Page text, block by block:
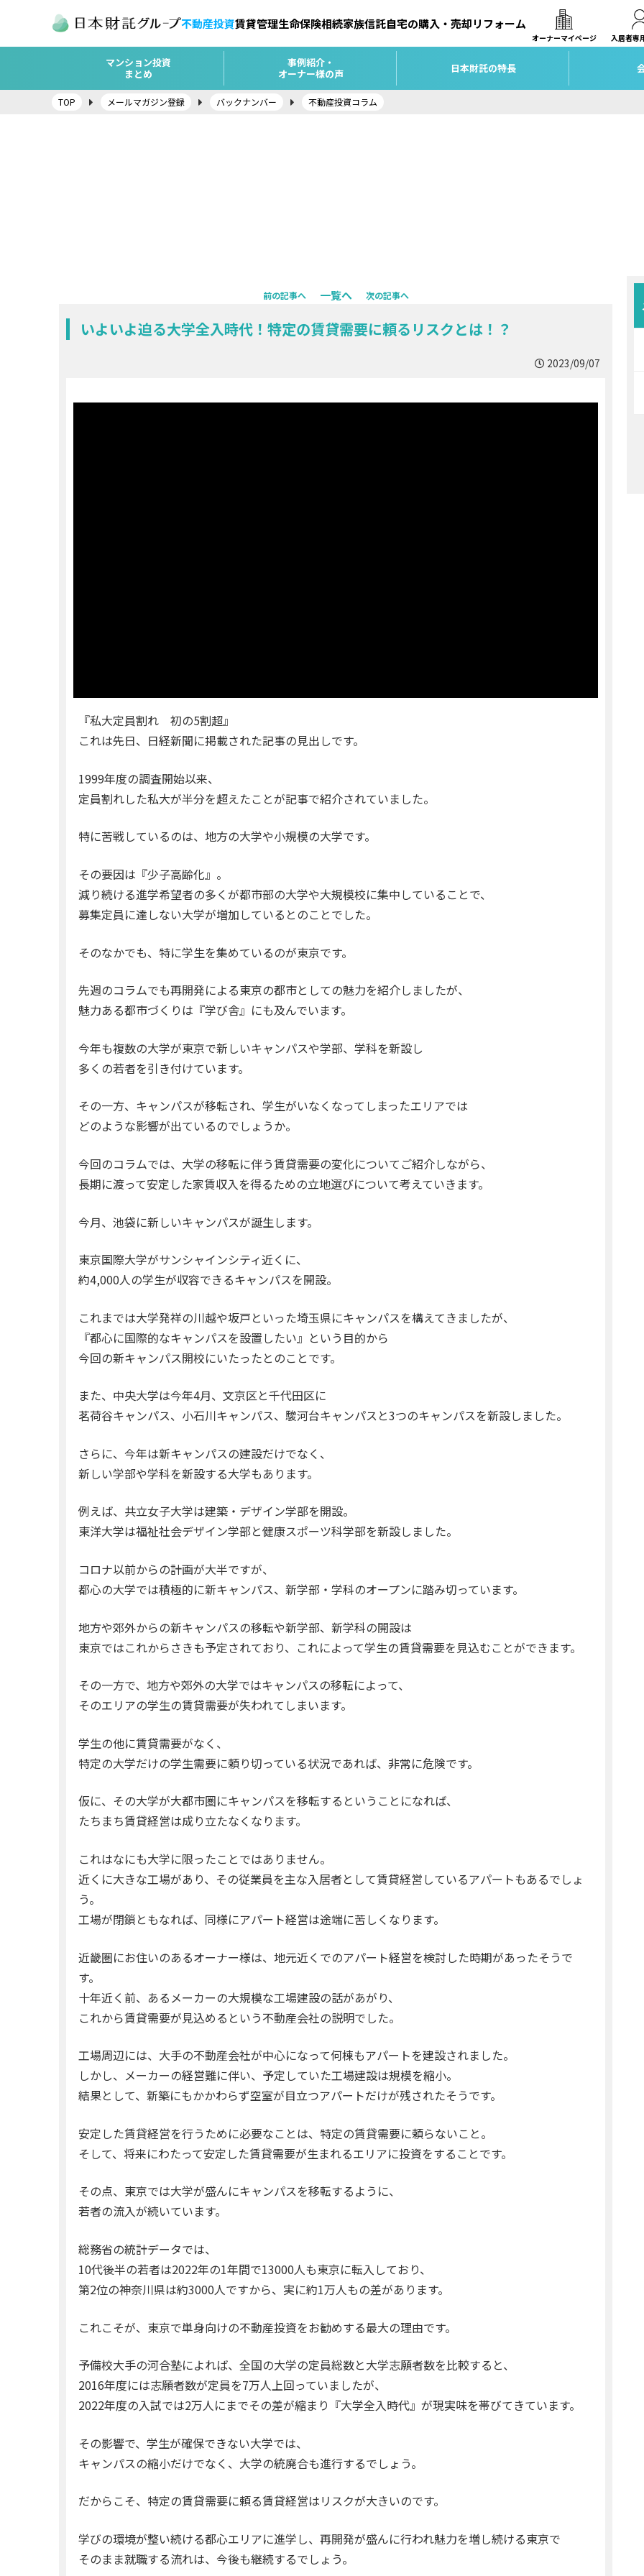
不動産投資賃貸管理生命保険相続家族信託自宅の購入・売却リフォーム
オーナーマイページ 入居者専
マンション投資
まとめ
事例紹介・
オーナー様の声
日本財託の特長
TOP メールマガジン登録 バックナンバー 不動産投資コラム
前の記事へ 一覧へ 次の記事へ
いよいよ迫る大学全入時代！特定の賃貸需要に頼るリスクとは！？
2023/09/07
『私大定員割れ 初の5割超』
これは先日、日経新聞に掲載された記事の見出しです。
1999年度の調査開始以来、
定員割れした私大が半分を超えたことが記事で紹介されていました。
特に苦戦しているのは、地方の大学や小規模の大学です。
その要因は『少子高齢化』。
減り続ける進学希望者の多くが都市部の大学や大規模校に集中していることで、
募集定員に達しない大学が増加しているとのことでした。
そのなかでも、特に学生を集めているのが東京です。
先週のコラムでも再開発による東京の都市としての魅力を紹介しましたが、
魅力ある都市づくりは『学び舎』にも及んでいます。
今年も複数の大学が東京で新しいキャンパスや学部、学科を新設し
多くの若者を引き付けています。
その一方、キャンパスが移転され、学生がいなくなってしまったエリアでは
どのような影響が出ているのでしょうか。
今回のコラムでは、大学の移転に伴う賃貸需要の変化についてご紹介しながら、
長期に渡って安定した家賃収入を得るための立地選びについて考えていきます。
今月、池袋に新しいキャンパスが誕生します。
東京国際大学がサンシャインシティ近くに、
約4,000人の学生が収容できるキャンパスを開設。
これまでは大学発祥の川越や坂戸といった埼玉県にキャンパスを構えてきましたが、
『都心に国際的なキャンパスを設置したい』という目的から
今回の新キャンパス開校にいたったとのことです。
また、中央大学は今年4月、文京区と千代田区に
茗荷谷キャンパス、小石川キャンパス、駿河台キャンパスと3つのキャンパスを新設しました。
さらに、今年は新キャンパスの建設だけでなく、
新しい学部や学科を新設する大学もあります。
例えば、共立女子大学は建築・デザイン学部を開設。
東洋大学は福祉社会デザイン学部と健康スポーツ科学部を新設しました。
コロナ以前からの計画が大半ですが、
都心の大学では積極的に新キャンパス、新学部・学科のオープンに踏み切っています。
地方や郊外からの新キャンパスの移転や新学部、新学科の開設は
東京ではこれからさきも予定されており、これによって学生の賃貸需要を見込むことができます。
その一方で、地方や郊外の大学ではキャンパスの移転によって、
そのエリアの学生の賃貸需要が失われてしまいます。
学生の他に賃貸需要がなく、
特定の大学だけの学生需要に頼り切っている状況であれば、非常に危険です。
仮に、その大学が大都市圏にキャンパスを移転するということになれば、
たちまち賃貸経営は成り立たなくなります。
これはなにも大学に限ったことではありません。
近くに大きな工場があり、その従業員を主な入居者として賃貸経営しているアパートもあるでしょ
う。
工場が閉鎖ともなれば、同様にアパート経営は途端に苦しくなります。
近畿圏にお住いのあるオーナー様は、地元近くでのアパート経営を検討した時期があったそうで
す。
十年近く前、あるメーカーの大規模な工場建設の話があがり、
これから賃貸需要が見込めるという不動産会社の説明でした。
工場周辺には、大手の不動産会社が中心になって何棟もアパートを建設されました。
しかし、メーカーの経営難に伴い、予定していた工場建設は規模を縮小。
結果として、新築にもかかわらず空室が目立つアパートだけが残されたそうです。
安定した賃貸経営を行うために必要なことは、特定の賃貸需要に頼らないこと。
そして、将来にわたって安定した賃貸需要が生まれるエリアに投資をすることです。
その点、東京では大学が盛んにキャンパスを移転するように、
若者の流入が続いています。
総務省の統計データでは、
10代後半の若者は2022年の1年間で13000人も東京に転入しており、
第2位の神奈川県は約3000人ですから、実に約1万人もの差があります。
これこそが、東京で単身向けの不動産投資をお勧めする最大の理由です。
予備校大手の河合塾によれば、全国の大学の定員総数と大学志願者数を比較すると、
2016年度には志願者数が定員を7万人上回っていましたが、
2022年度の入試では2万人にまでその差が縮まり『大学全入時代』が現実味を帯びてきています。
その影響で、学生が確保できない大学では、
キャンパスの縮小だけでなく、大学の統廃合も進行するでしょう。
だからこそ、特定の賃貸需要に頼る賃貸経営はリスクが大きいのです。
学びの環境が整い続ける都心エリアに進学し、再開発が盛んに行われ魅力を増し続ける東京で
そのまま就職する流れは、今後も継続するでしょう。